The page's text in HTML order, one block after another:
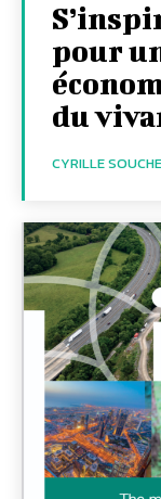
pour
du
CYRILLE SOUCHE